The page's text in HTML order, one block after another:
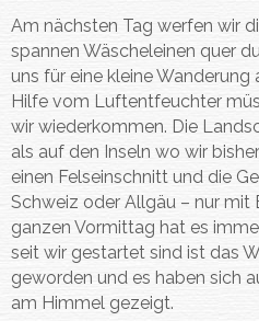
e
s
t
m
o
n
e
s
o
l
c
I
n
u
a
n
n
o
s
h
i
r
t
d
i
e
r
g
e
n
m
Am nächsten Tag werfen wir
spannen Wäscheleinen quer
uns für eine kleine
Hilfe vom Luftentfeuchter
wir wiederkommen. Die
als auf den Inseln wo wir
einen Felseinschnitt und die
Schweiz oder Allgäu – nur mit
ganzen Vormittag hat es
seit wir gestartet sind ist das
geworden und es haben sich
am Himmel gezeigt.